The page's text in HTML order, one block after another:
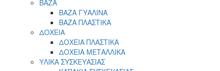
ΒΑΖΑ
ΒΑΖΑ ΓΥΑΛΙΝΑ
ΒΑΖΑ ΠΛΑΣΤΙΚΑ
ΔΟΧΕΙΑ
ΔΟΧΕΙΑ ΠΛΑΣΤΙΚΑ
ΔΟΧΕΙΑ ΜΕΤΑΛΛΙΚΑ
ΥΛΙΚΑ ΣΥΣΚΕΥΑΣΙΑΣ